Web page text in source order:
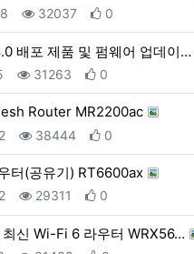
조회
32037 추천
0
배포 제품 및 펌웨어 업데이…
조회
31263 추천
0
Router MR2200ac
조회
38444 추천
0
터(공유기) RT6600ax
조회
29311 추천
0
신 Wi-Fi 6 라우터 WRX56…